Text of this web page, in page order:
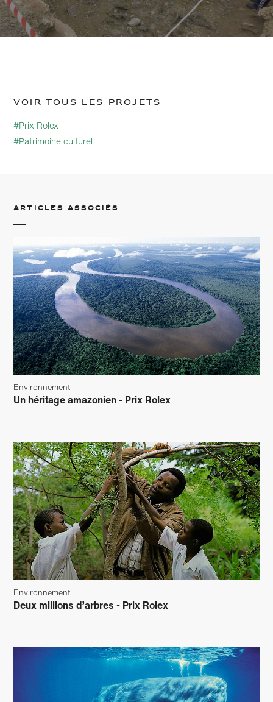
Voir tous les projets
#Prix Rolex
#Patrimoine culturel
Articles associés
Environnement
Un héritage amazonien - Prix Rolex
Environnement
Deux millions d’arbres - Prix Rolex